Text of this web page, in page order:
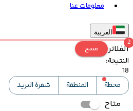
معلومات عنا
العربية
الفلاتر
2
مسح
النتيجة:
18
محطة
المنطقة شفرة البريد
متاح